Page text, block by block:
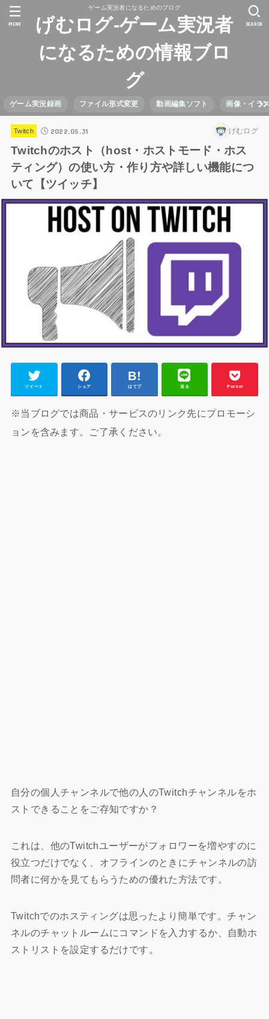
ゲーム実況者になるためのブログ
げむログ-ゲーム実況者
になるための情報ブロ
グ
ゲーム実況録画 ファイル形式変更 動画編集ソフト 画像・イラ
SEARCH
MENU
Twitch 2022.05.31 げむログ
Twitchのホスト（host・ホストモード・ホス
ティング）の使い方・作り方や詳しい機能につ
いて【ツイッチ】
ツイート シェア はてブ 送る Pocket
※当ブログでは商品・サービスのリンク先にプロモーシ
ョンを含みます。ご了承ください。
自分の個人チャンネルで他の人のTwitchチャンネルをホ
ストできることをご存知ですか？
これは、他のTwitchユーザーがフォロワーを増やすのに
役立つだけでなく、オフラインのときにチャンネルの訪
問者に何かを見てもらうための優れた方法です。
Twitchでのホスティングは思ったより簡単です。チャン
ネルのチャットルームにコマンドを入力するか、自動ホ
ストリストを設定するだけです。